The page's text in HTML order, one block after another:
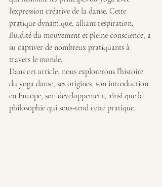
l'expression créative de la danse. Cette
pratique dynamique, alliant respiration,
fluidité du mouvement et pleine conscience, a
su captiver de nombreux pratiquants à
travers le monde.
Dans cet article, nous explorerons l’histoire
du yoga danse, ses origines, son introduction
en Europe, son développement, ainsi que la
philosophie qui sous-tend cette pratique.